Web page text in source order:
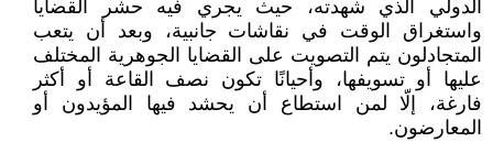
الدولي الذي شهدته، حيث يجري فيه حشر القضايا
واستغراق الوقت في نقاشات جانبية، وبعد أن يتعب
المتجادلون يتم التصويت على القضايا الجوهرية المختلف
عليها أو تسويفها، وأحيانًا تكون نصف القاعة أو أكثر
فارغة، إلّا لمن استطاع أن يحشد فيها المؤيدون أو
المعارضون.